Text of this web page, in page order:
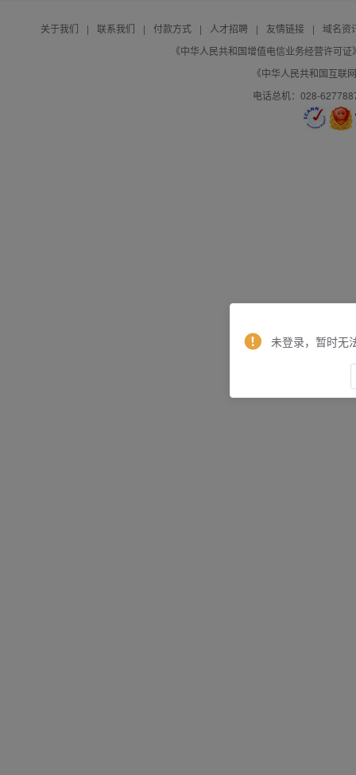
关于我们 | 联系我们 | 付款方式 | 人才招聘 | 友情链接 |
域名资
《中华人民共和国增值电信业务经营许可
《中华人民共和国互联
电话总机：028-
未登录，暂时无